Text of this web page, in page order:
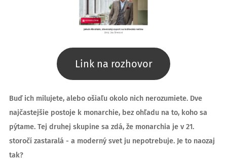
Link na rozhovor
Buď ich milujete, alebo ošiaľu okolo nich nerozumiete. Dve
najčastejšie postoje k monarchie, bez ohľadu na to, koho sa
pýtame. Tej druhej skupine sa zdá, že monarchia je v 21.
storočí zastaralá - a moderný svet ju nepotrebuje. Je to naozaj
tak?